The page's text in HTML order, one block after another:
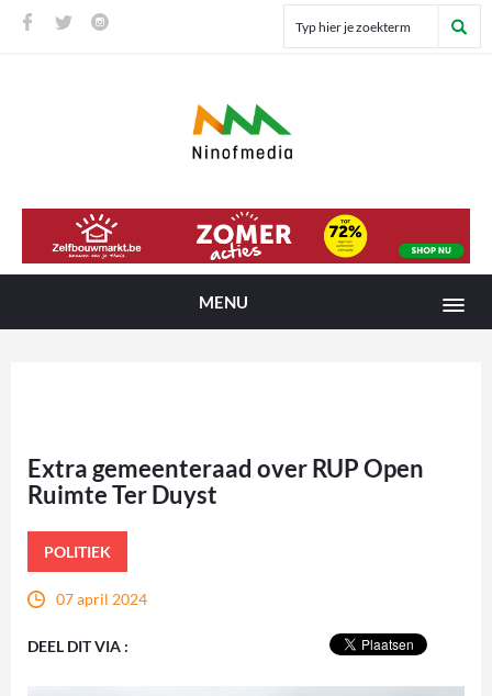
MENU
Extra gemeenteraad over RUP Open
Ruimte Ter Duyst
POLITIEK
07 april 2024
DEEL DIT VIA :